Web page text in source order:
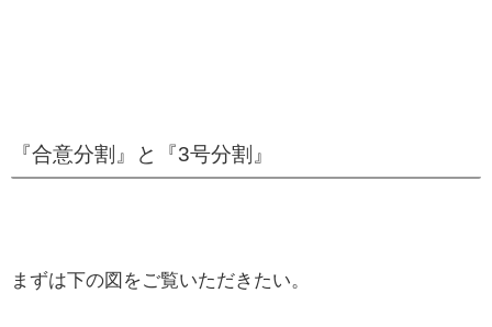
『合意分割』と『3号分割』
まずは下の図をご覧いただきたい。